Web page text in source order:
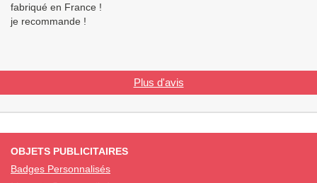
fabriqué en France !
je recommande !
Plus d'avis
OBJETS PUBLICITAIRES
Badges Personnalisés